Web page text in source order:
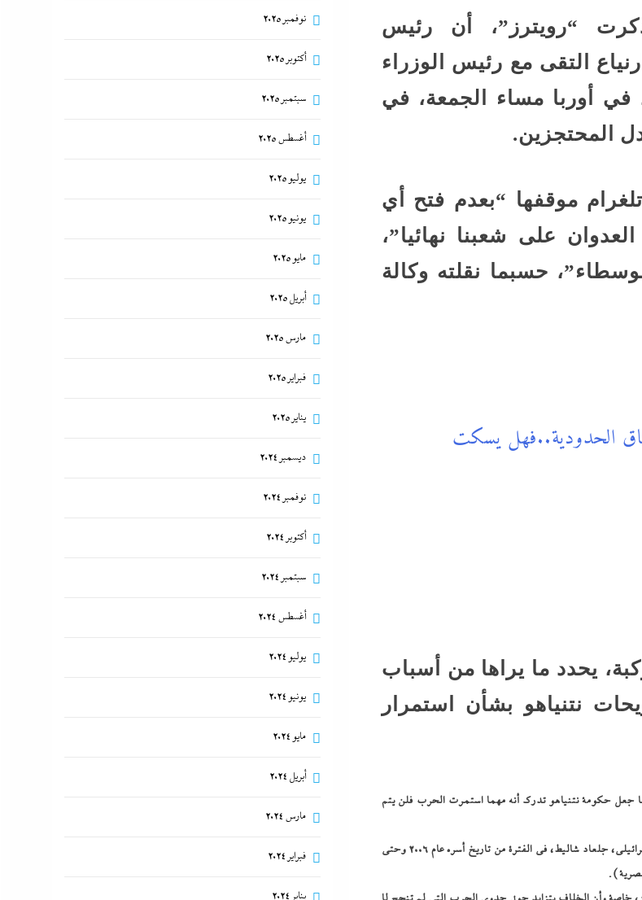
“رويترز”، أن رئيس
التقى مع رئيس الوزراء
في أوربا مساء الجمعة، في
المحتجزين.
موقفها “بعدم فتح أي
على شعبنا نهائيا”،
حسبما نقلته وكالة
الحدودية..فهل يسكت
يحدد ما يراها من أسباب
نتنياهو بشأن استمرار
جعل حكومة نتنياهو تدرك أنه مهما استمرت الحرب فلن يتم
حماس تجيد إخفاء الرهائن، وسبق لها التجربة حين أخفت الجندي الإسرائيلي، جلعاد شاليط، في الفترة من تاريخ أسره عام 2006 وحتى
نوفمبر 2025
أكتوبر 2025
سبتمبر 2025
أغسطس 2025
يوليو 2025
يونيو 2025
مايو 2025
أبريل 2025
مارس 2025
فبراير 2025
يناير 2025
ديسمبر 2024
نوفمبر 2024
أكتوبر 2024
سبتمبر 2024
أغسطس 2024
يوليو 2024
يونيو 2024
مايو 2024
أبريل 2024
مارس 2024
فبراير 2024
يناير 2024